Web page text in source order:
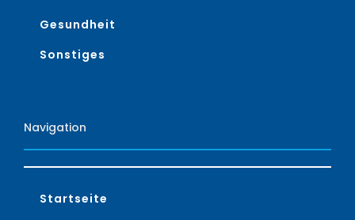
Gesundheit
Sonstiges
Navigation
Startseite